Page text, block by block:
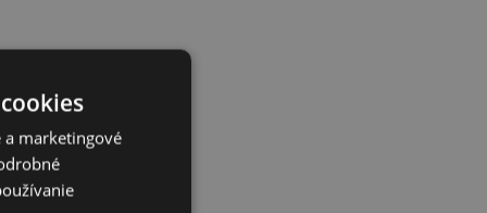
marketingové